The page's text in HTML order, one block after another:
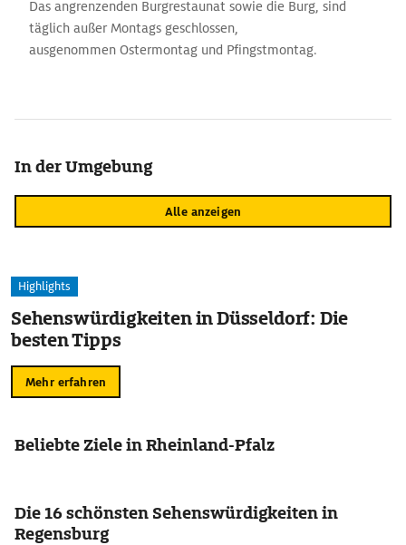
Das angrenzenden Burgrestaunat sowie die Burg, sind
täglich außer Montags geschlossen,
ausgenommen Ostermontag und Pfingstmontag.
In der Umgebung
Alle anzeigen
Highlights
Sehenswürdigkeiten in Düsseldorf: Die
besten Tipps
Mehr erfahren
Beliebte Ziele in Rheinland-Pfalz
Die 16 schönsten Sehenswürdigkeiten in
Regensburg